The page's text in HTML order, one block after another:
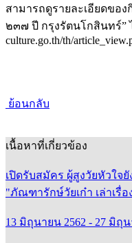
สามารถดูรายละเอียดขอ
๒๓๗ ปี กรุงรัตนโกสินทร์”
culture.go.th/th/
ย้อนกลับ
เนื้อหาที่เกี่ยวข้อง
เปิดรับสมัคร ผู้สูงวัยหัวใจ
"ภัณฑารักษ์วัยเก๋า เล่าเรื่อ
13 มิถุนายน 2562 - 27 มิถุน